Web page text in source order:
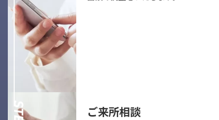
ご来所相談